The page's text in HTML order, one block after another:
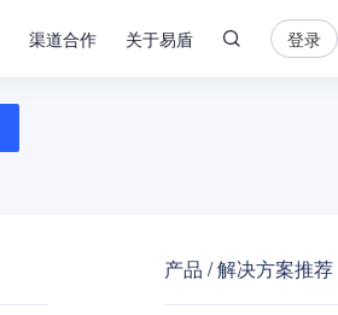
渠道合作 关于易盾
安
全
登录
产品 / 解决方案推荐